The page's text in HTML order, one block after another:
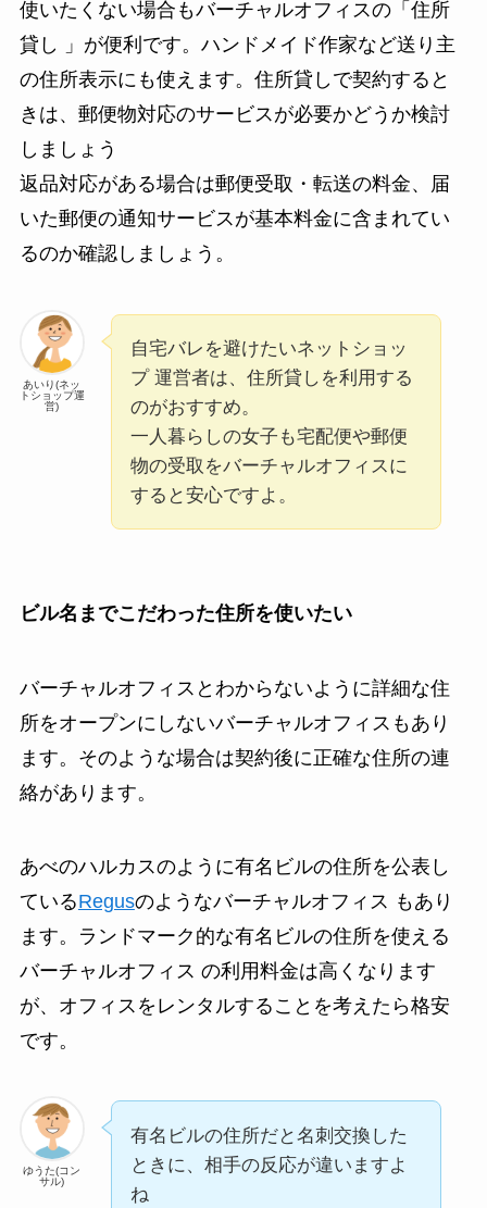
使いたくない場合もバーチャルオフィスの「住所
貸し 」が便利です。ハンドメイド作家など送り主
の住所表示にも使えます。住所貸しで契約すると
きは、郵便物対応のサービスが必要かどうか検討
しましょう
返品対応がある場合は郵便受取・転送の料金、届
いた郵便の通知サービスが基本料金に含まれてい
るのか確認しましょう。
あいり(ネッ
トショップ運
営)
自宅バレを避けたいネットショッ
プ 運営者は、住所貸しを利用する
のがおすすめ。
一人暮らしの女子も宅配便や郵便
物の受取をバーチャルオフィスに
すると安心ですよ。
ビル名までこだわった住所を使いたい
バーチャルオフィスとわからないように詳細な住
所をオープンにしないバーチャルオフィスもあり
ます。そのような場合は契約後に正確な住所の連
絡があります。
あべのハルカスのように有名ビルの住所を公表し
ているRegusのようなバーチャルオフィス もあり
ます。ランドマーク的な有名ビルの住所を使える
バーチャルオフィス の利用料金は高くなります
が、オフィスをレンタルすることを考えたら格安
です。
ゆうた(コン
サル)
有名ビルの住所だと名刺交換した
ときに、相手の反応が違いますよ
ね